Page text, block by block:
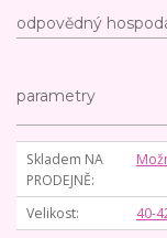
odpovědný
parametry
Skladem NA
PRODEJNĚ
Velikost 40-